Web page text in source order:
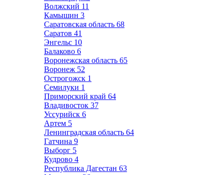
Волжский 11
Камышин 3
Саратовская область 68
Саратов 41
Энгельс 10
Балаково 6
Воронежская область 65
Воронеж 52
Острогожск 1
Семилуки 1
Приморский край 64
Владивосток 37
Уссурийск 6
Артем 5
Ленинградская область 64
Гатчина 9
Выборг 5
Кудрово 4
Республика Дагестан 63